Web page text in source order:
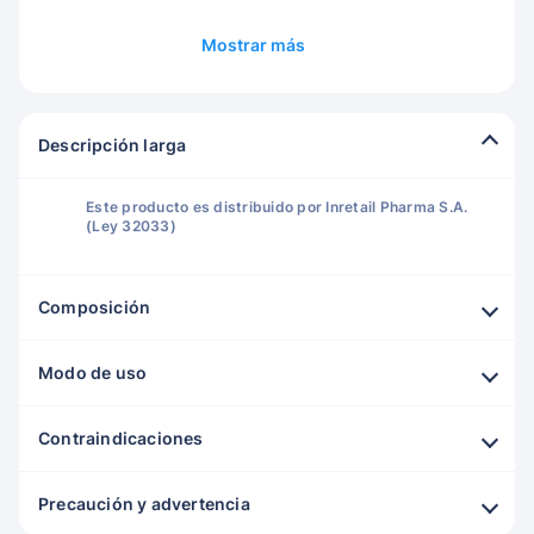
Mostrar más
Descripción larga
Este producto es distribuido por Inretail Pharma S.A.
(Ley 32033)
Composición
Modo de uso
Contraindicaciones
Precaución y advertencia